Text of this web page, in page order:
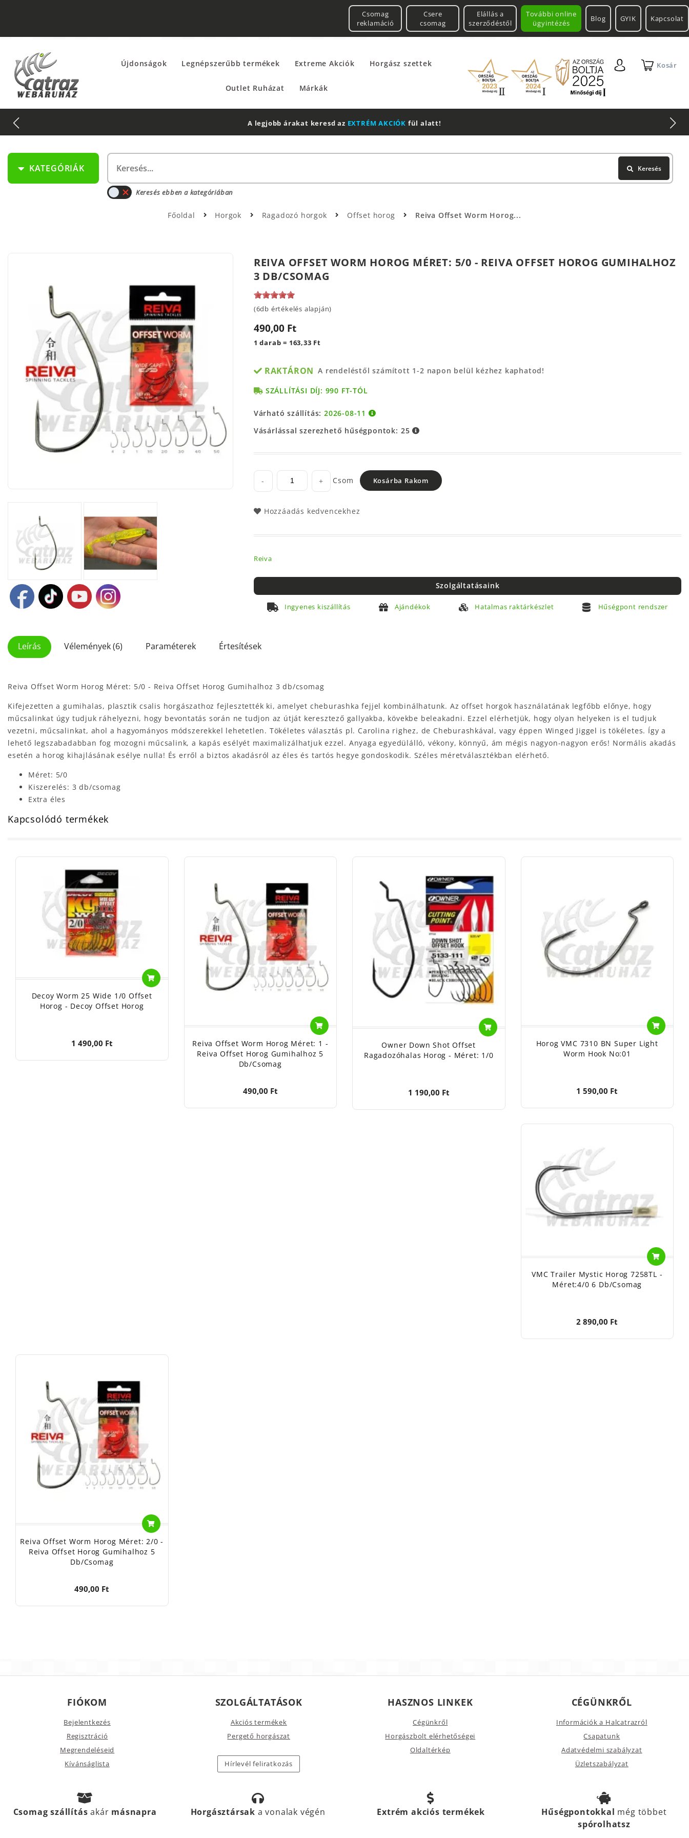
További online
ügyintézés
Csomag
reklamáció
Csere
csomag
Elállás a
szerződéstől
Blog GYIK Kapcsolat
Újdonságok Legnépszerűbb termékek Extreme Akciók Horgász szettek
Outlet Ruházat Márkák
Kosár
A legjobb árakat keresd az EXTRÉM AKCIÓK fül alatt!
KATEGÓRIÁK Keresés
Keresés ebben a kategóriában
Főoldal Horgok Ragadozó horgok Offset horog Reiva Offset Worm Horog...
REIVA OFFSET WORM HOROG MÉRET: 5/0 - REIVA OFFSET HOROG GUMIHALHOZ
3 DB/CSOMAG
(6db értékelés alapján)
490,00 Ft
1 darab = 163,33 Ft
RAKTÁRON A rendeléstől számított 1-2 napon belül kézhez kaphatod!
SZÁLLÍTÁSI DÍJ: 990 FT-TÓL
Várható szállítás:2026-08-11
Vásárlással szerezhető hűségpontok: 25
- + Csom Kosárba Rakom
Hozzáadás kedvencekhez
Reiva
Szolgáltatásaink
Ingyenes kiszállítás Ajándékok Hatalmas raktárkészlet Hűségpont rendszer
Leírás Vélemények (6) Paraméterek Értesítések
Reiva Offset Worm Horog Méret: 5/0 - Reiva Offset Horog Gumihalhoz 3 db/csomag
Kifejezetten a gumihalas, plasztik csalis horgászathoz fejlesztették ki, amelyet cheburashka fejjel kombinálhatunk. Az offset horgok használatának legfőbb előnye, hogy
műcsalinkat úgy tudjuk ráhelyezni, hogy bevontatás során ne tudjon az útját keresztező gallyakba, kövekbe beleakadni. Ezzel elérhetjük, hogy olyan helyeken is el tudjuk
vezetni, műcsalinkat, ahol a hagyományos módszerekkel lehetetlen. Tökéletes választás pl. Carolina righez, de Cheburashkával, vagy éppen Winged Jiggel is tökéletes. Így a
lehető legszabadabban fog mozogni műcsalink, a kapás esélyét maximalizálhatjuk ezzel. Anyaga egyedülálló, vékony, könnyű, ám mégis nagyon-nagyon erős! Normális akadás
esetén a horog kihajlásának esélye nulla! És erről a biztos akadásról az éles és tartós hegye gondoskodik. Széles méretválasztékban elérhető.
Méret: 5/0
Kiszerelés: 3 db/csomag
Extra éles
Kapcsolódó termékek
Decoy Worm 25 Wide 1/0 Offset
Horog - Decoy Offset Horog
1 490,00 Ft
Reiva Offset Worm Horog Méret: 1 -
Reiva Offset Horog Gumihalhoz 5
Db/csomag
490,00 Ft
Owner Down Shot Offset
Ragadozóhalas Horog - Méret: 1/0
1 190,00 Ft
Horog VMC 7310 BN Super Light
Worm Hook No:01
1 590,00 Ft
VMC Trailer Mystic Horog 7258TL -
Méret:4/0 6 Db/csomag
2 890,00 Ft
Reiva Offset Worm Horog Méret: 2/0 -
Reiva Offset Horog Gumihalhoz 5
Db/csomag
490,00 Ft
FIÓKOM
Bejelentkezés
Regisztráció
Megrendeléseid
Kívánságlista
SZOLGÁLTATÁSOK
Akciós termékek
Pergető horgászat
Hírlevél feliratkozás
HASZNOS LINKEK
Cégünkről
Horgászbolt elérhetőségei
Oldaltérkép
CÉGÜNKRŐL
Információk a Halcatrazról
Csapatunk
Adatvédelmi szabályzat
Üzletszabályzat
Csomag szállításakár másnapra Horgásztársak a vonalak végén Extrém akciós termékek Hűségpontokkal még többet
spórolhatsz